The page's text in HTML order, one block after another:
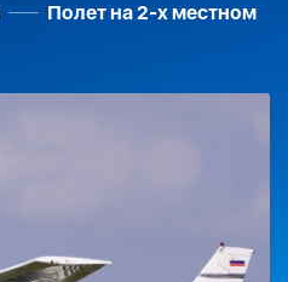
Полет на 2-х местном